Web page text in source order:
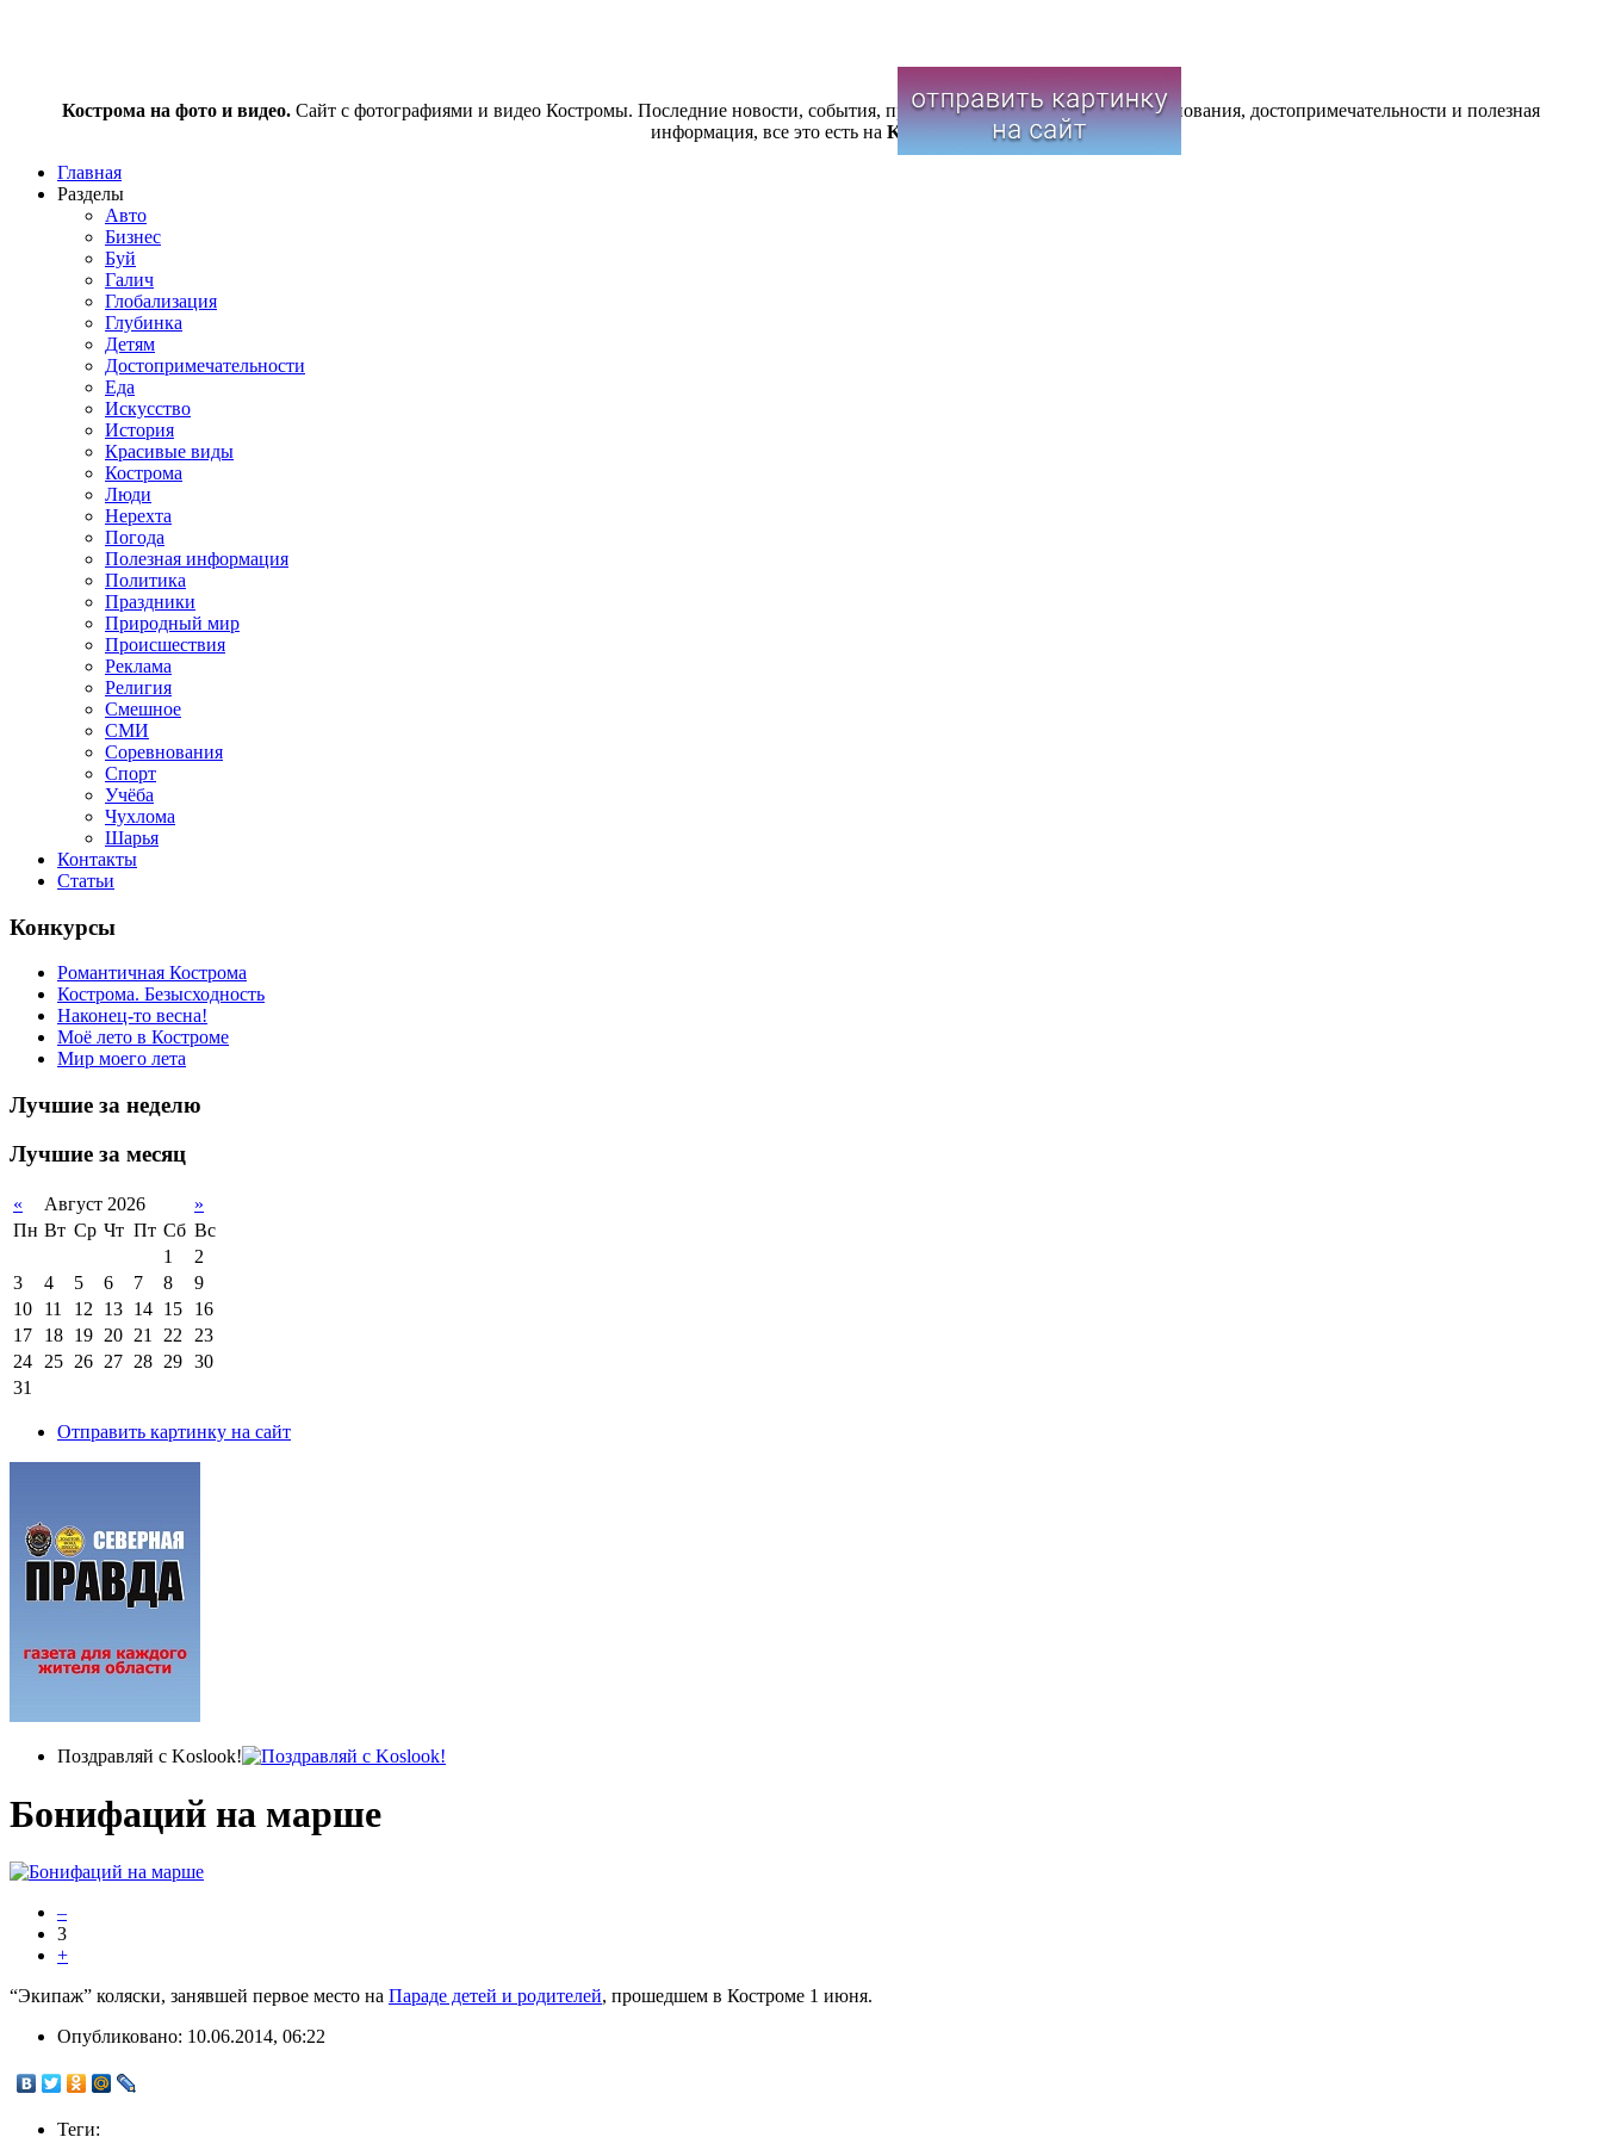
Кострома на фото и видео. Сайт с фотографиями и видео Костромы. Последние новости, события, происшествия, мероприятия, соревнования, достопримечательности и полезная
информация, все это есть на Koslook
Главная
Разделы
Авто
Бизнес
Буй
Галич
Глобализация
Глубинка
Детям
Достопримечательности
Еда
Искусство
История
Красивые виды
Кострома
Люди
Нерехта
Погода
Полезная информация
Политика
Праздники
Природный мир
Происшествия
Реклама
Религия
Смешное
СМИ
Соревнования
Спорт
Учёба
Чухлома
Шарья
Контакты
Статьи
Конкурсы
Романтичная Кострома
Кострома. Безысходность
Наконец-то весна!
Моё лето в Костроме
Мир моего лета
Лучшие за неделю
Лучшие за месяц
« Август 2026
»
Пн Вт Ср Чт Пт Сб Вс
1
2
3
4 5 6 7 8
9
10
11 12 13 14 15
16
17
18 19 20 21 22
23
24
25 26 27 28 29 30
31
Отправить картинку на сайт
Поздравляй с Koslook!
Бонифаций на марше
–
3
+
“Экипаж” коляски, занявшей первое место на Параде детей и родителей, прошедшем в Костроме 1 июня.
Опубликовано: 10.06.2014, 06:22
Теги: